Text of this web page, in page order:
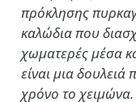
πρόκλησης
καλώδια που
χωματερές μέσα
είναι μια δουλειά
χρόνο το